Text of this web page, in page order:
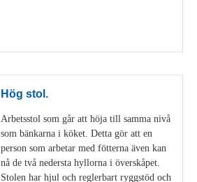
Hög stol.
Arbetsstol som går att höja till samma nivå
som bänkarna i köket. Detta gör att en
person som arbetar med fötterna även kan
nå de två nedersta hyllorna i överskåpet.
Stolen har hjul och reglerbart ryggstöd och